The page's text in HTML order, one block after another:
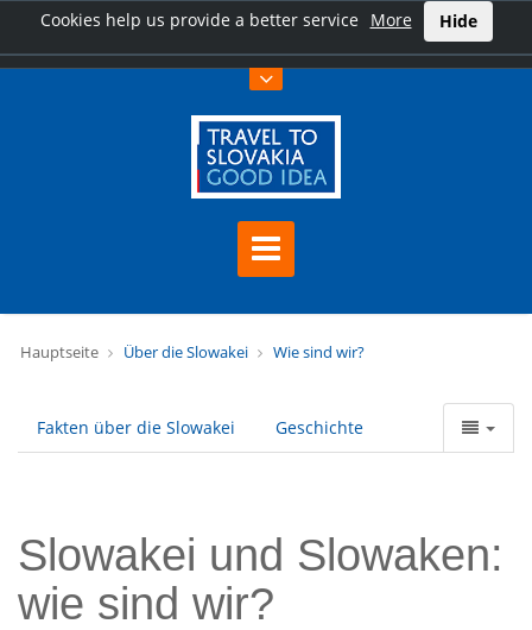
Cookies help us provide a better service More Hide
Hauptseite Über die Slowakei Wie sind wir?
Fakten über die Slowakei Geschichte
Slowakei und Slowaken:
wie sind wir?